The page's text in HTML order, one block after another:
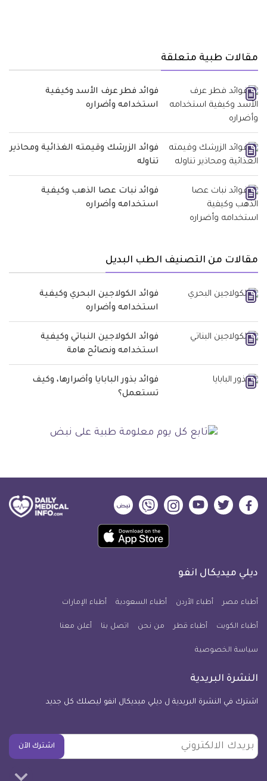
مقالات طبية متعلقة
فوائد فطر عرف الأسد وكيفية
استخدامه وأضراره
فوائد الزرشك وقيمته الغذائية ومحاذير
تناوله
فوائد نبات عصا الذهب وكيفية
استخدامه وأضراره
مقالات من التصنيف الطب البديل
فوائد الكولاجين البحري وكيفية
استخدامه وأضراره
فوائد الكولاجين النباتي وكيفية
استخدامه ونصائح هامة
فوائد بذور البابايا وأضرارها، وكيف
تستعمل؟
ديلي
فيسبوك
ديلي
تويتر
ديلي
ميديكال
يوتيوب
ديلي
ميديكال
انفو
ديلي
ميديكال
انفو
ديلي
ميديكال
انفو
حمل
تطبيق
معلومة
للآيفون
ديلي ميديكال انفو
أطباء مصر أطباء الأردن أطباء السعودية أطباء الإمارات
أطباء الكويت أطباء قطر من نحن اتصل بنا أعلن معنا
سياسة الخصوصية
النشرة البريدية
اشترك في النشرة البريدية ل ديلي ميديكال انفو ليصلك كل جديد
بريدك
الالكتروني
اشترك الآن